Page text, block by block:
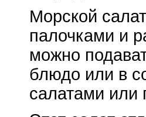
Морской
палочками и
можно
блюдо или в
салатами или